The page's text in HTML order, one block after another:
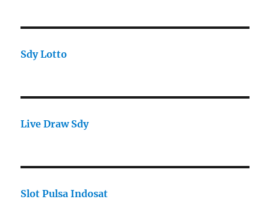
Sdy Lotto
Live Draw Sdy
Slot Pulsa Indosat